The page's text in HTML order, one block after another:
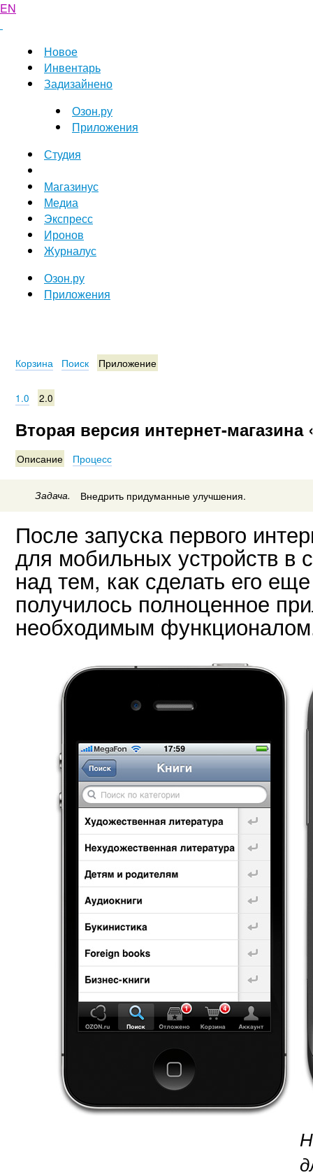
EN
Новое
Инвентарь
Задизайнено
Озон.ру
Приложения
Студия
Магазинус
Медиа
Экспресс
Иронов
Журналус
Озон.ру
Приложения
Корзина Поиск Приложение
1.0 2.0
Вторая версия интернет-
Описание Процесс
Задача. Внедрить придуманные улучшения.
После запуска первого
для мобильных устройств в
над тем, как сделать его
получилось полноценное
необходимым